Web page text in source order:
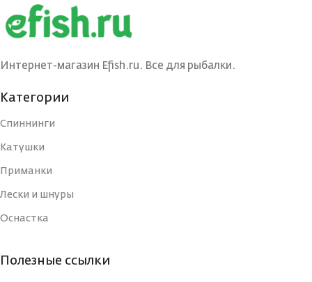
БЛЕСНЫ
ДЛИНА, СМ
ТИП
Интернет-магазин Efish.ru. Все для рыбалки.
Категории
Спиннинги
Катушки
Приманки
Лески и шнуры
Оснастка
Полезные ссылки